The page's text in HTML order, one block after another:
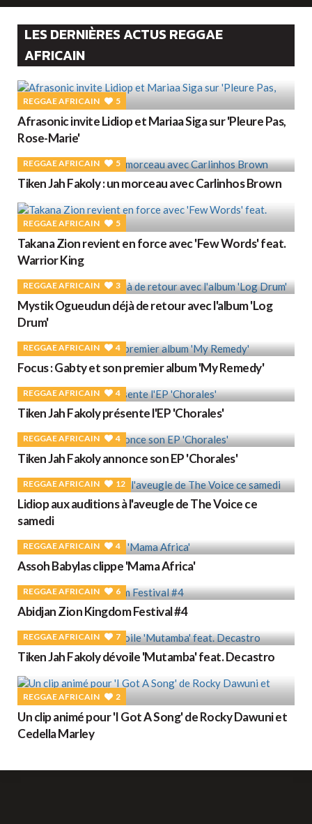
LES DERNIÈRES ACTUS REGGAE
AFRICAIN
REGGAE AFRICAIN 5
Afrasonic invite Lidiop et Mariaa Siga sur 'Pleure Pas,
Rose-Marie'
REGGAE AFRICAIN 5
Tiken Jah Fakoly : un morceau avec Carlinhos Brown
REGGAE AFRICAIN 5
Takana Zion revient en force avec 'Few Words' feat.
Warrior King
REGGAE AFRICAIN 3
Mystik Ogueudun déjà de retour avec l'album 'Log
Drum'
REGGAE AFRICAIN 4
Focus : Gabty et son premier album 'My Remedy'
REGGAE AFRICAIN 4
Tiken Jah Fakoly présente l'EP 'Chorales'
REGGAE AFRICAIN 4
Tiken Jah Fakoly annonce son EP 'Chorales'
REGGAE AFRICAIN 12
Lidiop aux auditions à l'aveugle de The Voice ce
samedi
REGGAE AFRICAIN 4
Assoh Babylas clippe 'Mama Africa'
REGGAE AFRICAIN 6
Abidjan Zion Kingdom Festival #4
REGGAE AFRICAIN 7
Tiken Jah Fakoly dévoile 'Mutamba' feat. Decastro
REGGAE AFRICAIN 2
Un clip animé pour 'I Got A Song' de Rocky Dawuni et
Cedella Marley